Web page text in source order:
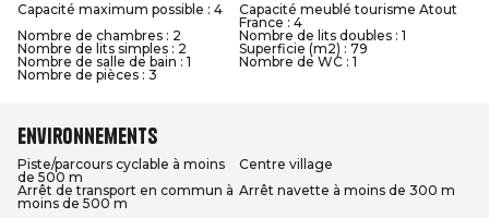
Capacité maximum possible : 4
Capacité meublé tourisme Atout
France : 4
Nombre de chambres : 2
Nombre de lits doubles : 1
Nombre de lits simples : 2
Superficie (m2) : 79
Nombre de salle de bain : 1
Nombre de WC : 1
Nombre de pièces : 3
Environnements
Piste/parcours cyclable à moins
de 500 m
Centre village
Arrêt de transport en commun à
moins de 500 m
Arrêt navette à moins de 300 m